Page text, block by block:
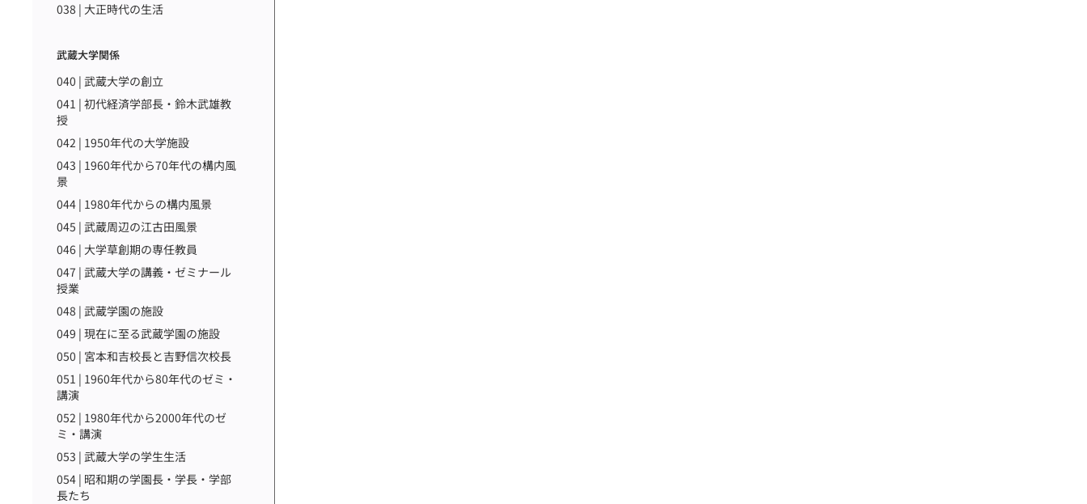
038 | 大正時代の生活
武蔵大学関係
040 | 武蔵大学の創立
041 | 初代経済学部長・鈴木武雄教
授
042 | 1950年代の大学施設
043 | 1960年代から70年代の構内風
景
044 | 1980年代からの構内風景
045 | 武蔵周辺の江古田風景
046 | 大学草創期の専任教員
047 | 武蔵大学の講義・ゼミナール
授業
048 | 武蔵学園の施設
049 | 現在に至る武蔵学園の施設
050 | 宮本和吉校長と吉野信次校長
051 | 1960年代から80年代のゼミ・
講演
052 | 1980年代から2000年代のゼ
ミ・講演
053 | 武蔵大学の学生生活
054 | 昭和期の学園長・学長・学部
長たち